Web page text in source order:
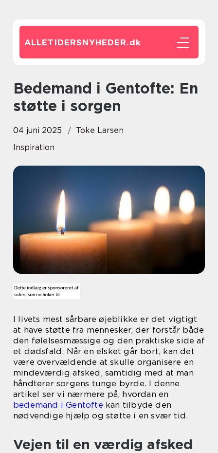
ALLETIDERSNYHEDER.dk
Bedemand i Gentofte: En
støtte i sorgen
04 juni 2025
Toke Larsen
Inspiration
I livets mest sårbare øjeblikke er det vigtigt
at have støtte fra mennesker, der forstår både
den følelsesmæssige og den praktiske side af
et dødsfald. Når en elsket går bort, kan det
være overvældende at skulle organisere en
mindeværdig afsked, samtidig med at man
håndterer sorgens tunge byrde. I denne
artikel ser vi nærmere på, hvordan en
bedemand i Gentofte kan tilbyde den
nødvendige hjælp og støtte i en svær tid.
Vejen til en værdig afsked